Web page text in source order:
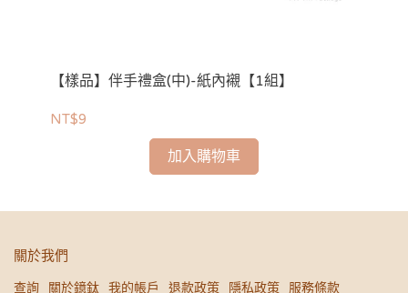
【樣品】伴手禮盒(中)-紙內襯【1組】
NT$9
加入購物車
關於我們
查詢 關於鐿鈦 我的帳戶 退款政策 隱私政策
服務條款